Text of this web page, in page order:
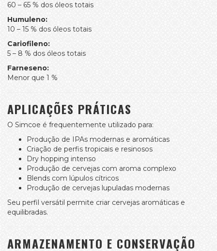
60 – 65 % dos óleos totais
Humuleno:
10 – 15 % dos óleos totais
Cariofileno:
5 – 8 % dos óleos totais
Farneseno:
Menor que 1 %
APLICAÇÕES PRÁTICAS
O Simcoe é frequentemente utilizado para:
Produção de IPAs modernas e aromáticas
Criação de perfis tropicais e resinosos
Dry hopping intenso
Produção de cervejas com aroma complexo
Blends com lúpulos cítricos
Produção de cervejas lupuladas modernas
Seu perfil versátil permite criar cervejas aromáticas e
equilibradas.
ARMAZENAMENTO E CONSERVAÇÃO